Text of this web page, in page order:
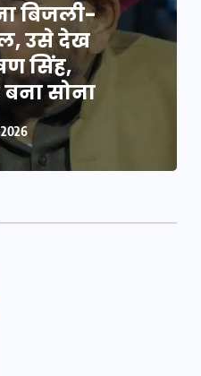
बिजली-
उसे देख
सिंह,
सोना